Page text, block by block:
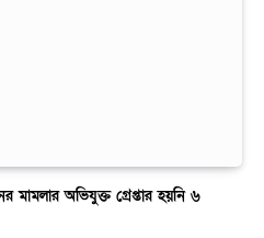
অভিযুক্ত গ্রেপ্তার হয়নি ৬